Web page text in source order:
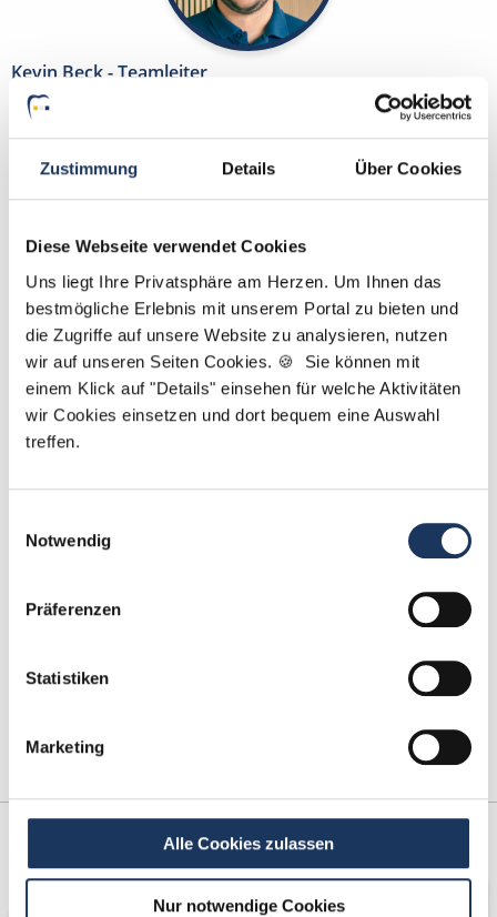
Zustimmung Details Über Cookies
Diese Webseite verwendet Cookies
Uns liegt Ihre Privatsphäre am Herzen. Um Ihnen das
bestmögliche Erlebnis mit unserem Portal zu bieten und
die Zugriffe auf unsere Website zu analysieren, nutzen
wir auf unseren Seiten Cookies. 🍪 Sie können mit
einem Klick auf "Details" einsehen für welche Aktivitäten
wir Cookies einsetzen und dort bequem eine Auswahl
treffen.
Notwendig
Präferenzen
Statistiken
Marketing
Alle Cookies zulassen
Nur notwendige Cookies
Kevin Beck - Teamleiter
Ansprechpartner
Zusammen finden wir Ihre neue Traumstelle in
einer Zahnarztpraxis. Sie benötigen Unterstützung
Fragen zu unseren Stellenanzeigen? Ich helfe Ihnen
gerne weiter!
Jetzt zur kostenlosen Stellenanfrage
Kontakt
Fax: +49 (0) 521 / 911 730 41
Kooperations-
Partner
Netzwerk-Partner